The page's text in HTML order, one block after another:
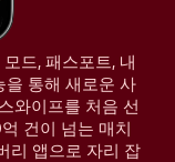
드, 패스포트, 내
을 통해 새로운 사
와이프를 처음 선
건이 넘는 매치
리 앱으로 자리 잡